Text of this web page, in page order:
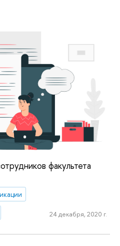
факультета
24 декабря, 2020 г.